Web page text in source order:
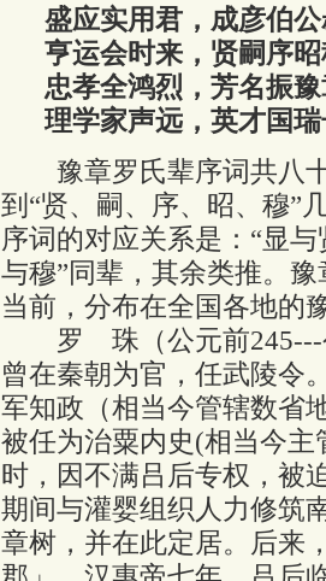
盛应实用君，成彦伯
亨运会时来，贤嗣序
忠孝全鸿烈，芳名振
理学家声远，英才国
豫章罗氏辈序词共八十
到“贤、嗣、序、昭、穆”
序词的对应关系是：“显
与穆”同辈，其余类推。
当前，分布在全国各地的
罗 珠（公元前245---
曾在秦朝为官，任武陵令
军知政（相当今管辖数省
被任为治粟内史(相当今
时，因不满吕后专权，被
期间与灌婴组织人力修筑
章树，并在此定居。后来